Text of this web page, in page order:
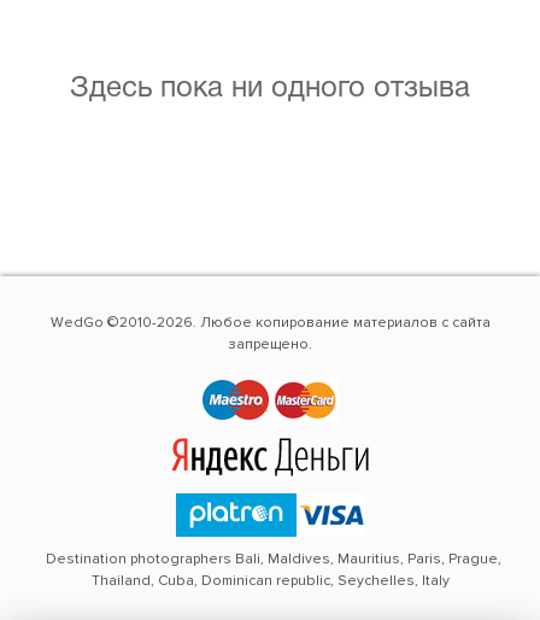
Здесь пока ни одного отзыва
WedGo ©2010-2026. Любое копирование материалов с сайта
запрещено.
Destination photographers Bali, Maldives, Mauritius, Paris, Prague,
Thailand, Cuba, Dominican republic, Seychelles, Italy